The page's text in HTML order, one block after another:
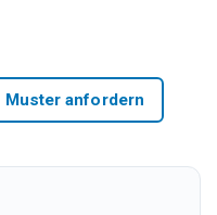
Muster anfordern